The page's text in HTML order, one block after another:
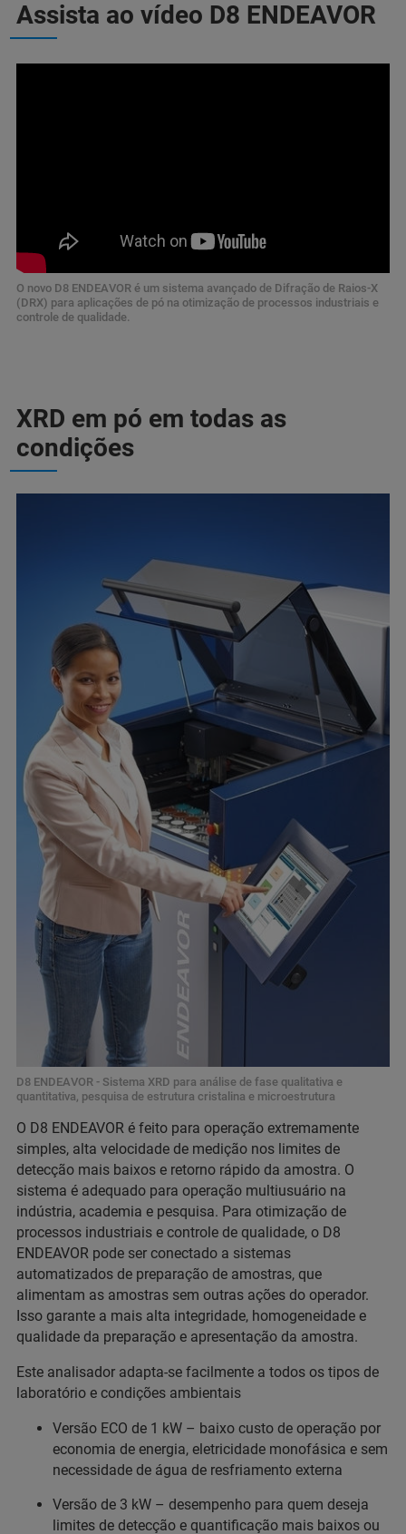
Assista ao vídeo D8 ENDEAVOR
O novo D8 ENDEAVOR é um sistema avançado de Difração de Raios-X
(DRX) para aplicações de pó na otimização de processos industriais e
controle de qualidade.
XRD em pó em todas as
condições
D8 ENDEAVOR - Sistema XRD para análise de fase qualitativa e
quantitativa, pesquisa de estrutura cristalina e microestrutura
O D8 ENDEAVOR é feito para operação extremamente
simples, alta velocidade de medição nos limites de
detecção mais baixos e retorno rápido da amostra. O
sistema é adequado para operação multiusuário na
indústria, academia e pesquisa. Para otimização de
processos industriais e controle de qualidade, o D8
ENDEAVOR pode ser conectado a sistemas
automatizados de preparação de amostras, que
alimentam as amostras sem outras ações do operador.
Isso garante a mais alta integridade, homogeneidade e
qualidade da preparação e apresentação da amostra.
Este analisador adapta-se facilmente a todos os tipos de
laboratório e condições ambientais
Versão ECO de 1 kW – baixo custo de operação por
economia de energia, eletricidade monofásica e sem
necessidade de água de resfriamento externa
Versão de 3 kW – desempenho para quem deseja
limites de detecção e quantificação mais baixos ou